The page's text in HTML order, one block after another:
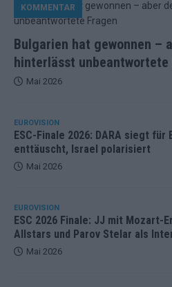
Bulgarien hat gewonnen –
hinterlässt unbeantwortete
KOMMENTAR
Mai 2026
EUROVISION
ESC-Finale 2026: DARA siegt für
enttäuscht, Israel polarisiert
Mai 2026
EUROVISION
ESC 2026 Finale: JJ mit Mozart-
Allstars und Parov Stelar als
Mai 2026